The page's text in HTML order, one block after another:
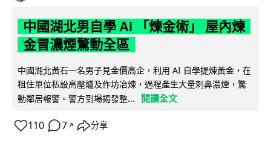
中國湖北男自學 AI 「煉金術」 屋內煉
金冒濃煙驚動全區
中國湖北黃石一名男子見金價高企，利用 AI 自學提煉黃金，在
租住單位私設高壓爐及作坊冶煉，過程產生大量刺鼻濃煙，驚
動鄰居報警。警方到場揭發整...
閱讀全文
110 7 ↗ 分享